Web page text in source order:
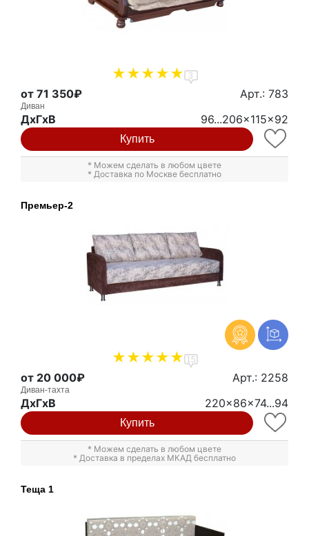
3
от 71 350₽ Арт.: 783
Диван
ДxГxВ 96...206x115x92
Купить
* Можем сделать в любом цвете
* Доставка по Москве бесплатно
Премьер-2
15
от 20 000₽ Арт.: 2258
Диван-тахта
ДxГxВ 220x86x74...94
Купить
* Можем сделать в любом цвете
* Доставка в пределах МКАД бесплатно
Теща 1